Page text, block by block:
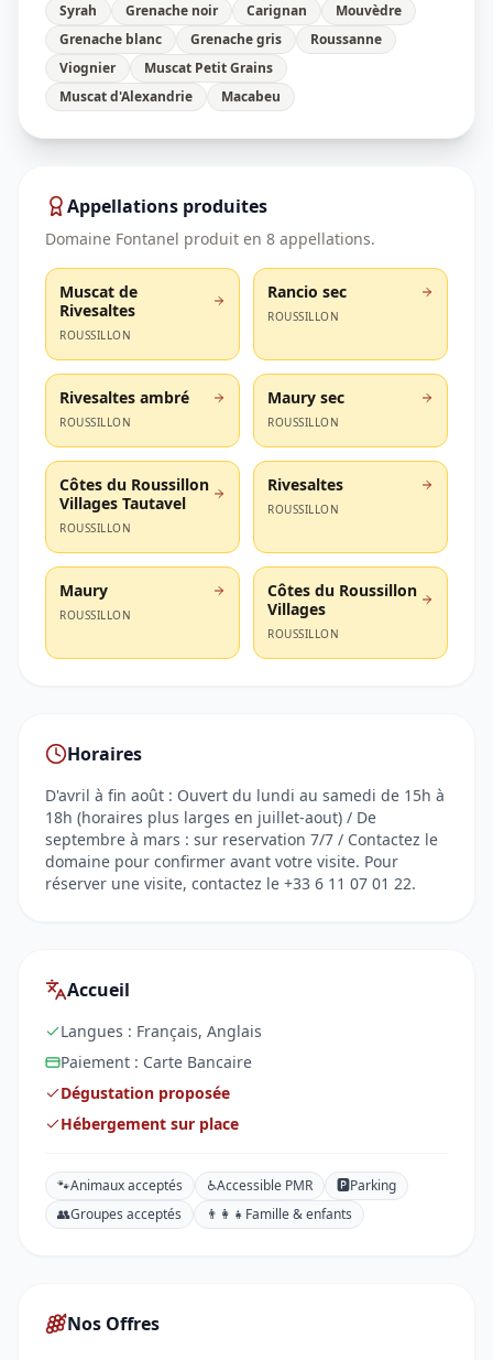
Syrah Grenache noir Carignan
Mouvèdre
Grenache blanc
Grenache gris
Roussanne
Viognier
Muscat Petit Grains
Muscat d'Alexandrie
Macabeu
Appellations produites
Domaine Fontanel produit en 8 appellations.
Muscat de
Rivesaltes
ROUSSILLON
Rancio sec
ROUSSILLON
Rivesaltes ambré
ROUSSILLON
Maury sec
ROUSSILLON
Côtes du Roussillon
Villages Tautavel
ROUSSILLON
Rivesaltes
ROUSSILLON
Maury
ROUSSILLON
Côtes du Roussillon
Villages
ROUSSILLON
Horaires
D'avril à fin août : Ouvert du lundi au samedi de 15h à
18h (horaires plus larges en juillet-aout) / De
septembre à mars : sur reservation 7/7 / Contactez le
domaine pour confirmer avant votre visite. Pour
réserver une visite, contactez le +33 6 11 07 01 22.
Accueil
Langues : Français, Anglais
Paiement : Carte Bancaire
Dégustation proposée
Hébergement sur place
🐾Animaux acceptés ♿Accessible PMR 🅿️Parking
👥Groupes acceptés 👨‍👩‍👧 Famille & enfants
Nos Offres